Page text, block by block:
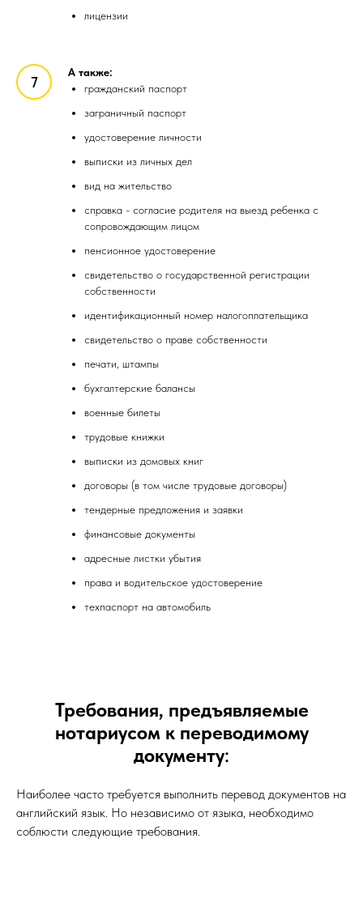
лицензии
А также:
гражданский паспорт
заграничный паспорт
удостоверение личности
выписки из личных дел
вид на жительство
справка - согласие родителя на выезд ребенка с
сопровождающим лицом
пенсионное удостоверение
свидетельство о государственной регистрации
собственности
идентификационный номер налогоплательщика
свидетельство о праве собственности
печати, штампы
бухгалтерские балансы
военные билеты
трудовые книжки
выписки из домовых книг
договоры (в том числе трудовые договоры)
тендерные предложения и заявки
финансовые документы
адресные листки убытия
права и водительское удостоверение
техпаспорт на автомобиль
Требования, предъявляемые
нотариусом к переводимому
документу:
Наиболее часто требуется выполнить перевод документов на
английский язык. Но независимо от языка, необходимо
соблюсти следующие требования.